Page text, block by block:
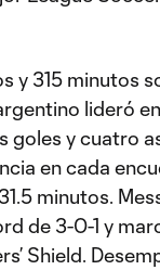
y 315 minutos
lideró
goles y cuatro
en cada
minutos.
de 3-0-1 y
Shield.